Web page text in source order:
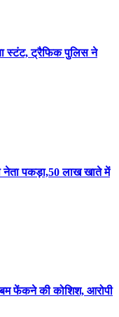
स्टंट, ट्रैफिक पुलिस ने
नेता पकड़ा,50 लाख खाते में
बम फेंकने की कोशिश, आरोपी